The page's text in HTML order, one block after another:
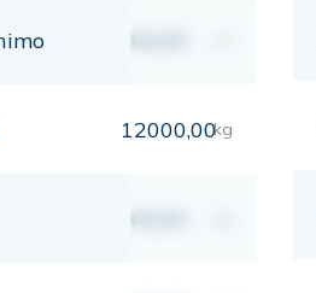
00,00
12000,00kg
00,00